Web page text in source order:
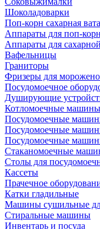
Шоколадоварки
Поп-корн сахарная
Аппараты для поп-
Аппараты для
Вафельницы
Граниторы
Фризеры для
Посудомоечное
Душирующие
Котломоечные машины
Посудомоечные
Посудомоечные
Посудомоечные
Стаканомоечные
Столы для
Кассеты
Прачечное
Катки гладильные
Машины сушильные
Стиральные машины
Инвентарь и посуда